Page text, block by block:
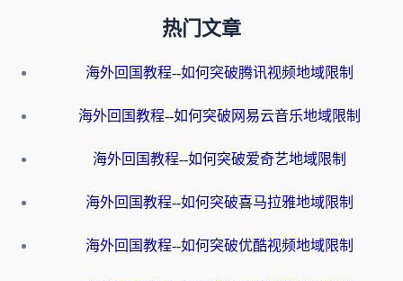
热门文章
海外回国教程--如何突破腾讯视频地域限制
海外回国教程--如何突破网易云音乐地域限制
海外回国教程--如何突破爱奇艺地域限制
海外回国教程--如何突破喜马拉雅地域限制
海外回国教程--如何突破优酷视频地域限制